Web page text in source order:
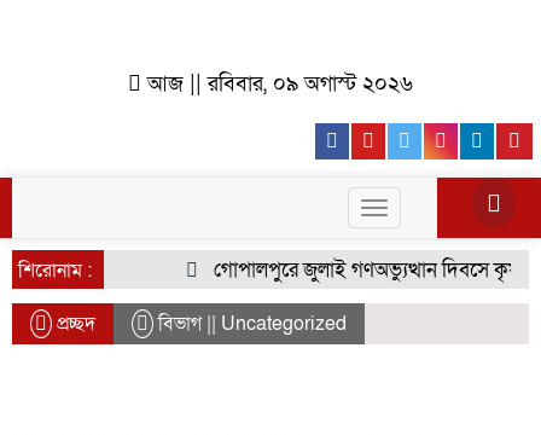
আজ || রবিবার, ০৯ অগাস্ট ২০২৬
Facebook
YoutubeTwitter
Toggle
navigation
শিরোনাম :
গোপালপুরে জুলাই গণঅভ্যুত্থান দিবসে কৃষক
প্রচ্ছদ বিভাগ || Uncategorized